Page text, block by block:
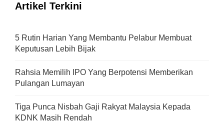
Artikel Terkini
5 Rutin Harian Yang Membantu Pelabur Membuat
Keputusan Lebih Bijak
Rahsia Memilih IPO Yang Berpotensi Memberikan
Pulangan Lumayan
Tiga Punca Nisbah Gaji Rakyat Malaysia Kepada
KDNK Masih Rendah